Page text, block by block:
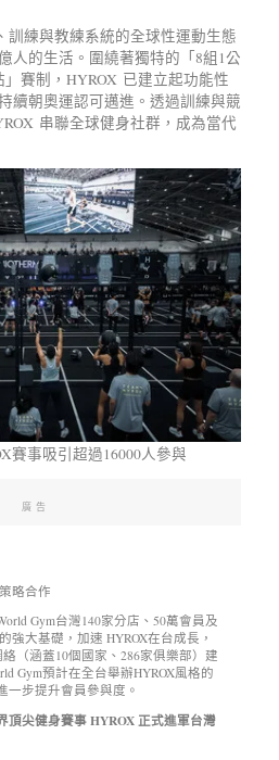
訓練與教練系統的全球性運動生態
人的生活。圍繞著獨特的「8組1公
賽制，HYROX 已建立起功能性
續朝奧運認可邁進。透過訓練與競
串聯全球健身社群，成為當代
賽事吸引超過16000人參與
廣告
略合作
Gym台灣140家分店、50萬會員及
強大基礎，加速 HYROX在台成長，
（涵蓋10個國家、286家俱樂部）建
Gym預計在全台舉辦HYROX風格的
一步提升會員參與度。
頂尖健身賽事HYROX正式進軍台灣